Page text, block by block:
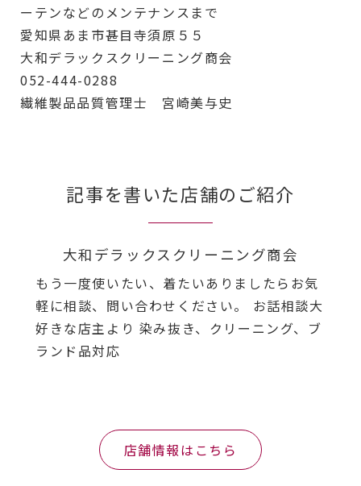
ーテンなどのメンテナンスまで
愛知県あま市甚目寺須原５５
大和デラックスクリーニング商会
052-444-0288
繊維製品品質管理士 宮崎美与史
記事を書いた店舗のご紹介
大和デラックスクリーニング商会
もう一度使いたい、着たいありましたらお気
軽に相談、問い合わせください。 お話相談大
好きな店主より 染み抜き、クリーニング、ブ
ランド品対応
店舗情報はこちら